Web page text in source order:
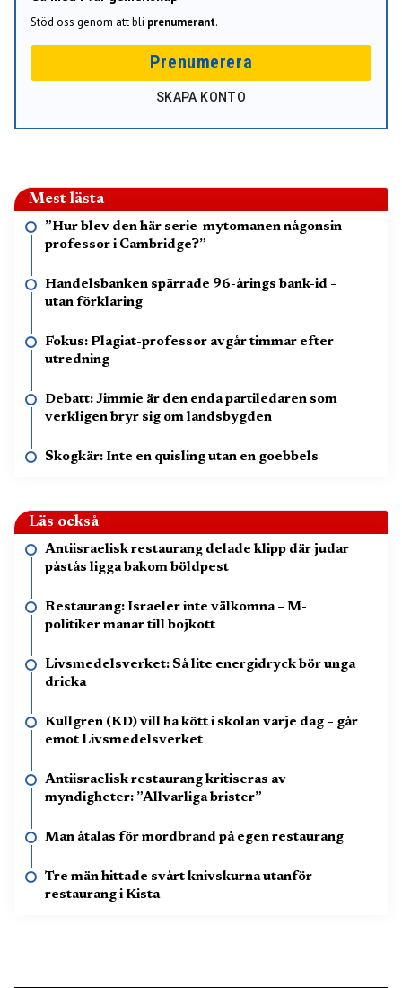
Stöd oss genom att bli prenumerant.
Prenumerera
SKAPA KONTO
Mest lästa
”Hur blev den här serie-mytomanen någonsin
professor i Cambridge?”
Handelsbanken spärrade 96-årings bank-id –
utan förklaring
Fokus: Plagiat-professor avgår timmar efter
utredning
Debatt: Jimmie är den enda partiledaren som
verkligen bryr sig om landsbygden
Skogkär: Inte en quisling utan en goebbels
Läs också
Antiisraelisk restaurang delade klipp där judar
påstås ligga bakom böldpest
Restaurang: Israeler inte välkomna – M-
politiker manar till bojkott
Livsmedelsverket: Så lite energidryck bör unga
dricka
Kullgren (KD) vill ha kött i skolan varje dag – går
emot Livsmedelsverket
Antiisraelisk restaurang kritiseras av
myndigheter: ”Allvarliga brister”
Man åtalas för mordbrand på egen restaurang
Tre män hittade svårt knivskurna utanför
restaurang i Kista